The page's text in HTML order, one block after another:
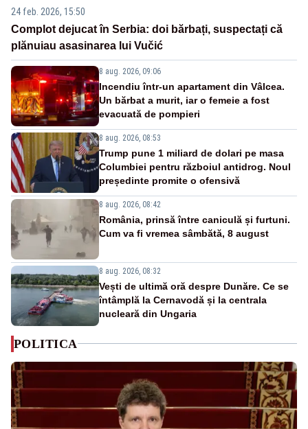
24 feb. 2026, 15:50
Complot dejucat în Serbia: doi bărbați, suspectați că
plănuiau asasinarea lui Vučić
8 aug. 2026, 09:06
Incendiu într-un apartament din Vâlcea.
Un bărbat a murit, iar o femeie a fost
evacuată de pompieri
8 aug. 2026, 08:53
Trump pune 1 miliard de dolari pe masa
Columbiei pentru războiul antidrog. Noul
președinte promite o ofensivă
8 aug. 2026, 08:42
România, prinsă între caniculă și furtuni.
Cum va fi vremea sâmbătă, 8 august
8 aug. 2026, 08:32
Vești de ultimă oră despre Dunăre. Ce se
întâmplă la Cernavodă și la centrala
nucleară din Ungaria
POLITICA